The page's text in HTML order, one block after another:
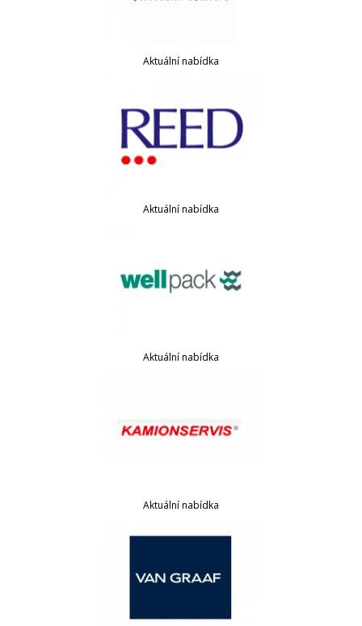
Aktuální nabídka
Aktuální nabídka
Aktuální nabídka
Aktuální nabídka